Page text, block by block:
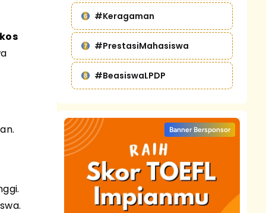
#Keragaman
#PrestasiMahasiswa
#BeasiswaLPDP
Banner Bersponsor